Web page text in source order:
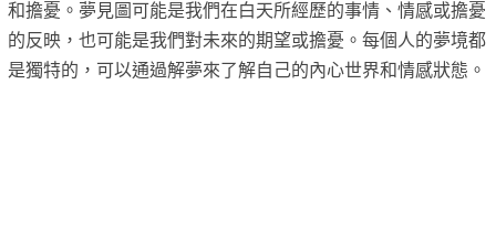
和擔憂。夢見圖可能是我們在白天所經歷的事情、情感或擔憂
的反映，也可能是我們對未來的期望或擔憂。每個人的夢境都
是獨特的，可以通過解夢來了解自己的內心世界和情感狀態。